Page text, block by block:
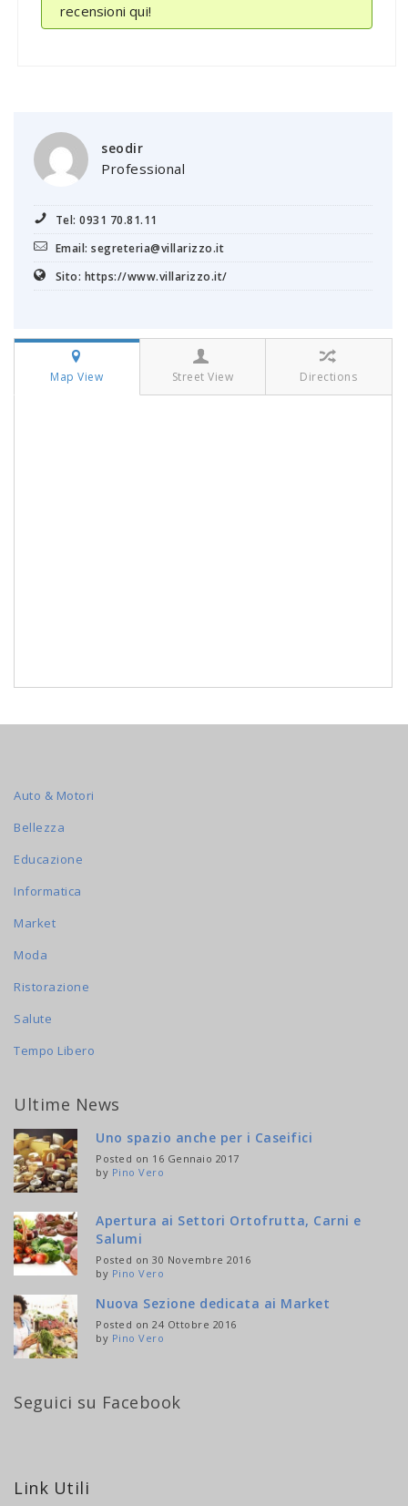
recensioni qui!
seodir
Professional
Tel: 0931 70.81.11
Email: segreteria@villarizzo.it
Sito: https://www.villarizzo.it/
Map View Street View Directions
Auto & Motori
Bellezza
Educazione
Informatica
Market
Moda
Ristorazione
Salute
Tempo Libero
Ultime News
Uno spazio anche per i Caseifici
Posted on 16 Gennaio 2017
by Pino Vero
Apertura ai Settori Ortofrutta, Carni e
Salumi
Posted on 30 Novembre 2016
by Pino Vero
Nuova Sezione dedicata ai Market
Posted on 24 Ottobre 2016
by Pino Vero
Seguici su Facebook
Link Utili